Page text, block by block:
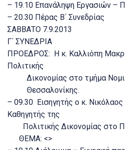
– 19.10 Επανάληψη Εργασιών –
– 20.30 Πέρας Β΄ Συνεδρίας
ΣΑΒΒΑΤΟ 7.9.2013
Γ΄ ΣΥΝΕΔΡΙΑ
ΠΡΟΕΔΡΟΣ: Η κ. Καλλιόπη
Πολιτικής
Δικονομίας στο τμήμα
Θεσσαλονίκης.
– 09.30 Εισηγητής ο κ.
Καθηγητής της
Πολιτικής Δικονομίας στο
ΘΕΜΑ: <>